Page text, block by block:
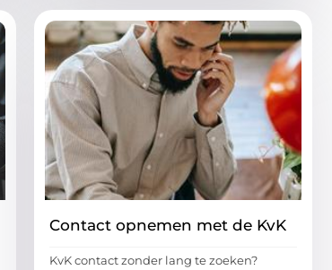
Contact opnemen met de KvK
KvK contact zonder lang te zoeken?